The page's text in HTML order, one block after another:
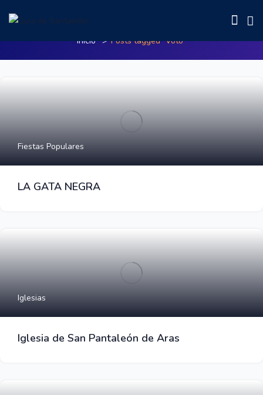
Posts tagged"Voto"
Inicio Posts tagged "Voto"
Fiestas Populares
LA GATA NEGRA
Iglesias
Iglesia de San Pantaleón de Aras